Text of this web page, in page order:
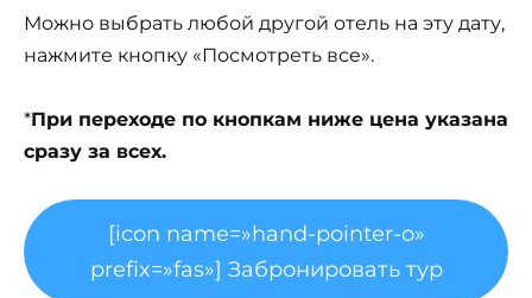
Можно выбрать любой другой отель на эту дату,
нажмите кнопку «Посмотреть все».
*При переходе по кнопкам ниже цена указана
сразу за всех.
[icon name=»hand-pointer-o»
prefix=»fas»] Забронировать тур